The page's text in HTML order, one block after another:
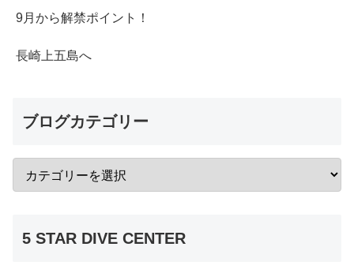
9月から解禁ポイント！
長崎上五島へ
ブログカテゴリー
5 STAR DIVE CENTER